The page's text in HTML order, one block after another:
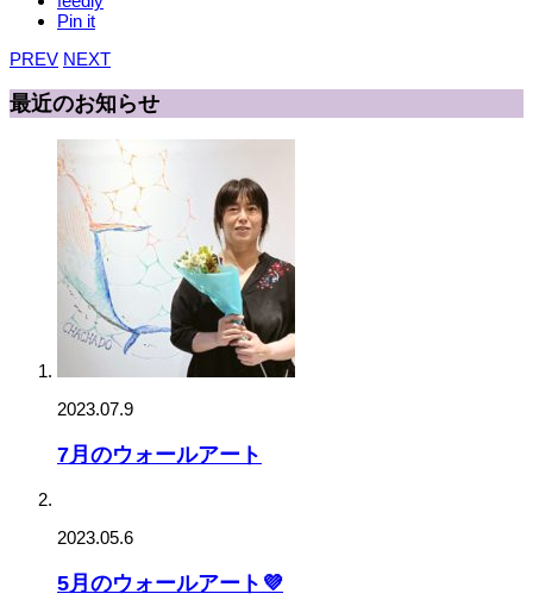
Pin it
PREV NEXT
最近のお知らせ
2023.07.9
7月のウォールアート
2023.05.6
5月のウォールアート💜